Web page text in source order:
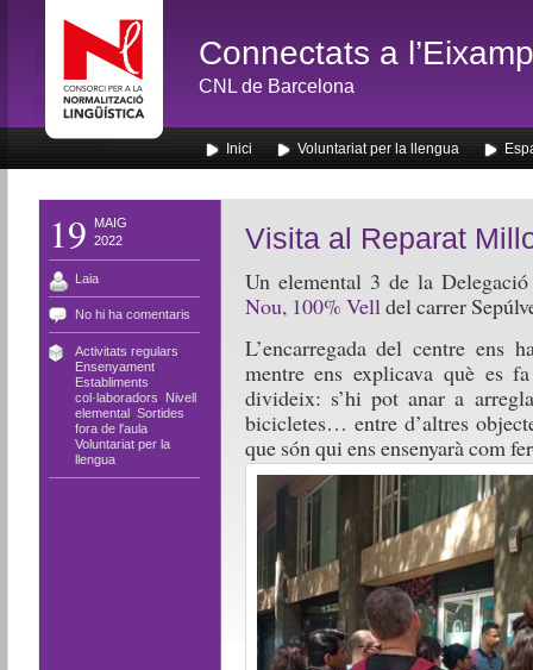
Connectats a
CNL de Barcelona
Inici Voluntariat per la llengua
19
MAIG
2022
Laia
No hi ha comentaris
Activitats regulars
Ensenyament,
Establiments
col·laboradors
Nivell
elemental, Sortides
fora de l'aula,
Voluntariat per la
llengua
Visita al Reparat
Un elemental 3 de la
Nou, 100% Velldel carrer
L’encarregada del centre ens
mentre ens explicava què es
divideix: s’hi pot anar a
bicicletes… entre d’altres
que són qui ens ensenyarà com